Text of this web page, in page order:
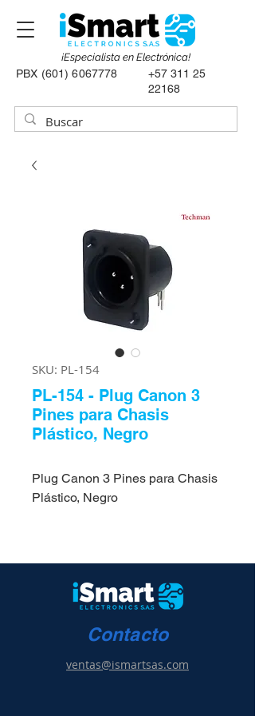
PBX (601) 6067778
+57 311 25
22168
¡Especialista en Electrónica!
SKU: PL-154
PL-154 - Plug Canon 3
Pines para Chasis
Plástico, Negro
Plug Canon 3 Pines para Chasis
Plástico, Negro
Contacto
ventas@ismartsas.com